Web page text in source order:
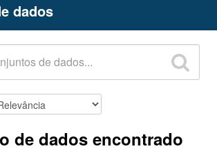
dados
de dados encontrado